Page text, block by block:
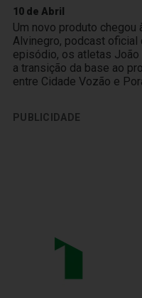
10 de Abril
Um novo produto chegou
Alvinegro, podcast oficial
episódio, os atletas
a transição da base ao
entre Cidade Vozão e
PUBLICIDADE